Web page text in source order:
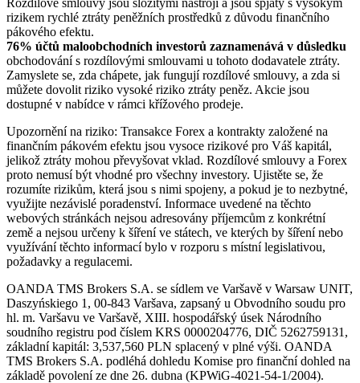
rizikem rychlé ztráty peněžních prostředků z důvodu finančního
pákového efektu.
76% účtů maloobchodních investorů zaznamenává v důsledku
obchodování s rozdílovými smlouvami u tohoto dodavatele ztráty.
Zamyslete se, zda chápete, jak fungují rozdílové smlouvy, a zda si
můžete dovolit riziko vysoké riziko ztráty peněz. Akcie jsou
dostupné v nabídce v rámci křížového prodeje.
Upozornění na riziko: Transakce Forex a kontrakty založené na
finančním pákovém efektu jsou vysoce rizikové pro Váš kapitál,
jelikož ztráty mohou převyšovat vklad. Rozdílové smlouvy a Forex
proto nemusí být vhodné pro všechny investory. Ujistěte se, že
rozumíte rizikům, která jsou s nimi spojeny, a pokud je to nezbytné,
využijte nezávislé poradenství. Informace uvedené na těchto
webových stránkách nejsou adresovány příjemcům z konkrétní
země a nejsou určeny k šíření ve státech, ve kterých by šíření nebo
využívání těchto informací bylo v rozporu s místní legislativou,
požadavky a regulacemi.
OANDA TMS Brokers S.A. se sídlem ve Varšavě v Warsaw UNIT,
Daszyńskiego 1, 00-843 Varšava, zapsaný u Obvodního soudu pro
hl. m. Varšavu ve Varšavě, XIII. hospodářský úsek Národního
soudního registru pod číslem KRS 0000204776, DIČ 5262759131,
základní kapitál: 3,537,560 PLN splacený v plné výši. OANDA
TMS Brokers S.A. podléhá dohledu Komise pro finanční dohled na
základě povolení ze dne 26. dubna (KPWiG-4021-54-1/2004).